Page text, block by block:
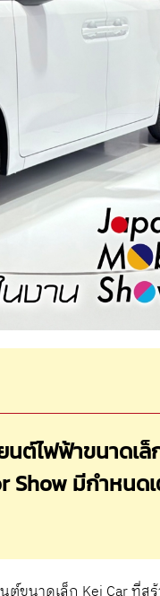
นต์ไฟฟ้าขนาดเ
Show มีกำหนด